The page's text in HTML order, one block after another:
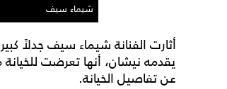
شيماء سيف
أثارت الفنانة شيماء سيف جدلاً
يقدمه نيشان، أنها تعرضت
عن تفاصيل الخيانة.